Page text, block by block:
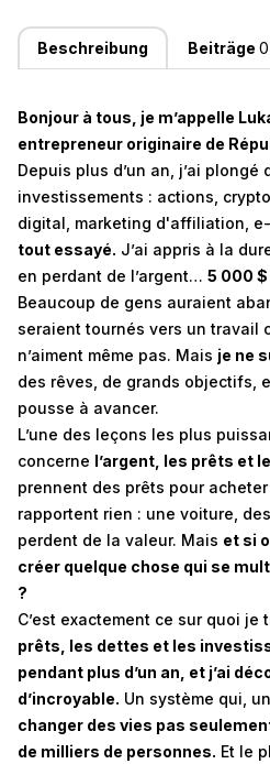
Beschreibung Beiträge 0
Bonjour à tous, je m’appelle
entrepreneur originaire de
Depuis plus d’un an, j’ai plongé
investissements : actions,
digital, marketing d'affiliation,
tout essayé. J’ai appris à la
en perdant de l’argent… 5 000
Beaucoup de gens auraient
seraient tournés vers un travail
n’aiment même pas. Mais je ne
des rêves, de grands objectifs,
pousse à avancer.
L’une des leçons les plus
concerne l’argent, les prêts et
prennent des prêts pour
rapportent rien : une voiture,
perdent de la valeur. Mais et si
créer quelque chose qui se
?
C’est exactement ce sur quoi je
prêts, les dettes et les
pendant plus d’un an, et j’ai
d’incroyable. Un système qui,
changer des vies pas
de milliers de personnes. Et le